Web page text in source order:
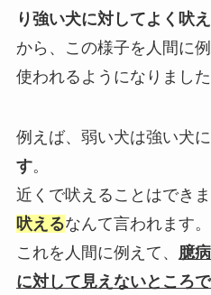
り強い犬に対してよく吠
から、この様子を人間に
使われるようになりました
例えば、弱い犬は強い犬
す。
近くで吠えることはできま
吠えるなんて言われます。
これを人間に例えて、 臆
に対して 見えないところで